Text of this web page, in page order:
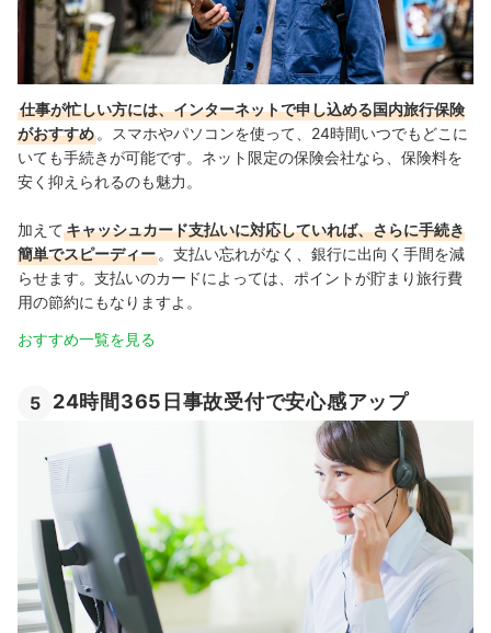
仕事が忙しい方には、インターネットで申し込める国内旅行保険
がおすすめ 。スマホやパソコンを使って、24時間いつでもどこに
いても手続きが可能です。ネット限定の保険会社なら、保険料を
安く抑えられるのも魅力。
加えてキャッシュカード支払いに対応していれば、さらに手続き
簡単でスピーディー 。支払い忘れがなく、銀行に出向く手間を減
らせます。支払いのカードによっては、ポイントが貯まり旅行費
用の節約にもなりますよ。
おすすめ一覧を見る
5 24時間365日事故受付で安心感アップ